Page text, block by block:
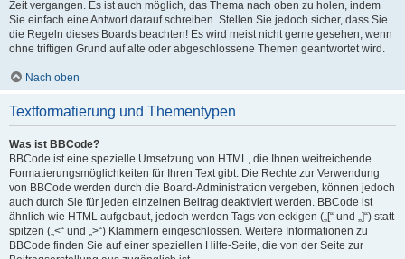
Zeit vergangen. Es ist auch möglich, das Thema nach oben zu holen, indem
Sie einfach eine Antwort darauf schreiben. Stellen Sie jedoch sicher, dass Sie
die Regeln dieses Boards beachten! Es wird meist nicht gerne gesehen, wenn
ohne triftigen Grund auf alte oder abgeschlossene Themen geantwortet wird.
Nach oben
Textformatierung und Thementypen
Was ist BBCode?
BBCode ist eine spezielle Umsetzung von HTML, die Ihnen weitreichende
Formatierungsmöglichkeiten für Ihren Text gibt. Die Rechte zur Verwendung
von BBCode werden durch die Board-Administration vergeben, können jedoch
auch durch Sie für jeden einzelnen Beitrag deaktiviert werden. BBCode ist
ähnlich wie HTML aufgebaut, jedoch werden Tags von eckigen („[“ und „]“) statt
spitzen („<“ und „>“) Klammern eingeschlossen. Weitere Informationen zu
BBCode finden Sie auf einer speziellen Hilfe-Seite, die von der Seite zur